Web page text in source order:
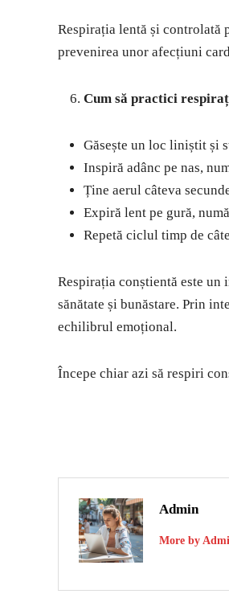
Respirația lentă și controlată
prevenirea unor afecțiuni
Cum să practici
Găsește un loc liniștit și
Inspiră adânc pe nas,
Ține aerul câteva
Expiră lent pe gură,
Repetă ciclul timp de
Respirația conștientă este un
sănătate și bunăstare. Prin
echilibrul emoțional.
Începe chiar azi să respiri
Admin
More by